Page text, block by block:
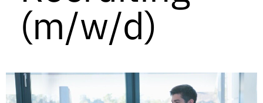
(m/w/d)